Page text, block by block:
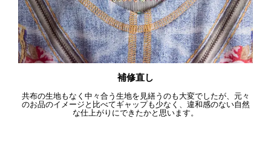
補修直し
共布の生地もなく中々合う生地を見繕うのも大変でしたが、元々
のお品のイメージと比べてギャップも少なく、違和感のない自然
な仕上がりにできたかと思います。